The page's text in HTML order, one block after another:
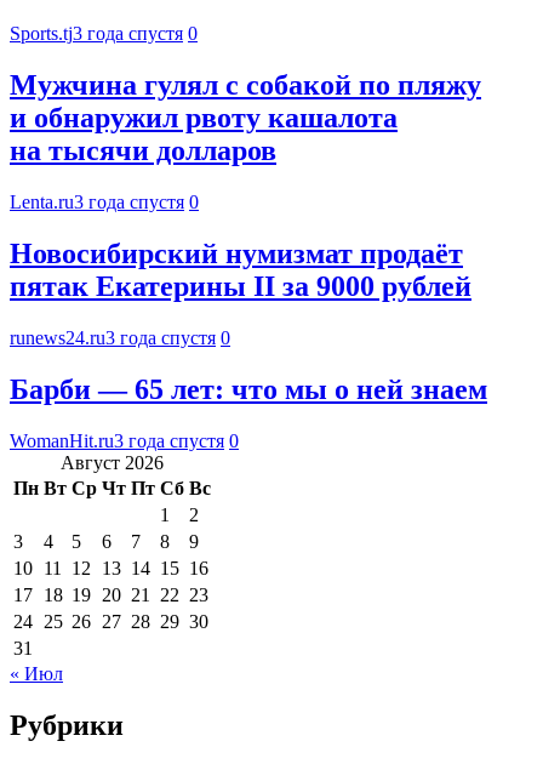
Sports.tj3 года спустя 0
Мужчина гулял с собакой по пляжу
и обнаружил рвоту кашалота
на тысячи долларов
Lenta.ru3 года спустя 0
Новосибирский нумизмат продаёт
пятак Екатерины II за 9000 рублей
runews24.ru3 года спустя 0
Барби — 65 лет: что мы о ней знаем
WomanHit.ru3 года спустя 0
Август 2026
Пн Вт Ср Чт Пт Сб Вс
1
2
3
4 5 6 7 8
9
10 11 12 13 14 15 16
17 18 19 20 21 22 23
24 25 26 27 28 29 30
31
« Июл
Рубрики